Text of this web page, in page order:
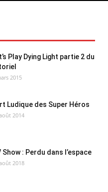
Play Dying Light partie 2 du
2015
Ludique des Super Héros
2014
Show : Perdu dans l’espace
2018